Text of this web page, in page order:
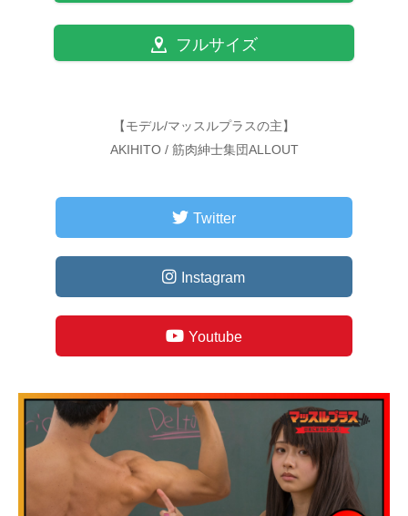
フルサイズ
【モデル/マッスルプラスの主】
AKIHITO / 筋肉紳士集団ALLOUT
Twitter
Instagram
Youtube